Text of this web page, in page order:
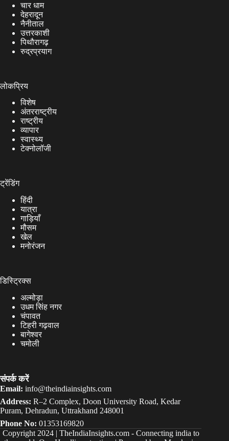
चार धाम
देहरादून
नैनीताल
उत्तरकाशी
पिथौरागढ़
रुद्रप्रयाग
लोकप्रिय
विशेष
अंतरराष्ट्रीय
राष्ट्रीय
व्यापार
स्वास्थ्य
टेक्नोलॉजी
ट्रेंडिंग
हिंदी
यात्रा
गाड़ियाँ
मौसम
खेल
मनोरंजन
डिस्ट्रिक्स
अल्मोड़ा
उधम सिंह नगर
चंपावत
टिहरी गढ़वाल
बागेश्वर
चमोली
संपर्क करें
Email: info@theindiainsights.com
Address: R–2 Complex, Doon University Road, Kedar
Puram, Dehradun, Uttrakhand 248001
Phone No: 01353169820
Copyright 2024 | TheIndiaInsights.com- Connecting india to